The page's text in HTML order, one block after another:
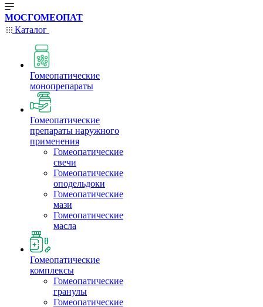
МОСГОМЕОПАТ
Каталог
Гомеопатические
монопрепараты
Гомеопатические
препараты наружного
применения
Гомеопатические
свечи
Гомеопатические
оподельдоки
Гомеопатические
мази
Гомеопатические
масла
Гомеопатические
комплексы
Гомеопатические
гранулы
Гомеопатические